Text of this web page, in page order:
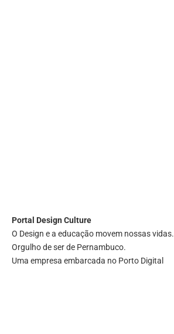
Portal Design Culture
O Design e a educação movem nossas vidas.
Orgulho de ser de Pernambuco.
Uma empresa embarcada no Porto Digital